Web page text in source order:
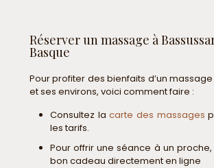
Réserver un massage à
Basque
Pour profiter des bienfaits d’un
et ses environs, voici comment faire :
Consultez lacarte des massages
les tarifs.
Pour offrir une séance à un
bon cadeau directement en ligne